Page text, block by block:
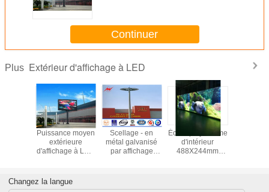
Continuer
Plus Extérieur d'affichage à LED
P5
Puissance moyen
extérieure
d'affichage à LED
150W/㎡
Scellage - en
métal galvanisé
par affichage
d'aéroport
Écran polychrome
d'intérieur
488X244mm
P7.62mm
Changez la langue